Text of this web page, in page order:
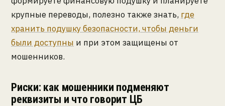
крупные переводы, полезно также знать, где
хранить подушку безопасности, чтобы деньги
были доступны и при этом защищены от
мошенников.
Риски: как мошенники подменяют
реквизиты и что говорит ЦБ